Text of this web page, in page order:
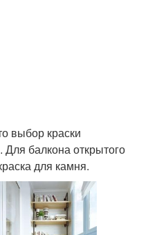
выбор краски
балкона открытого
для камня.